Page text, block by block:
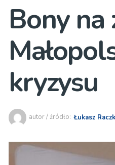
Bony
kryzysu
autor / źródło: Łukasz